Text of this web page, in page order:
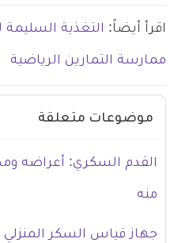
اقرأ أيضاً: التغذية
ممارسة التمارين الرياضية
موضوعات متعلقة
القدم السكري: أعراضه
منه
جهاز قياس السكر